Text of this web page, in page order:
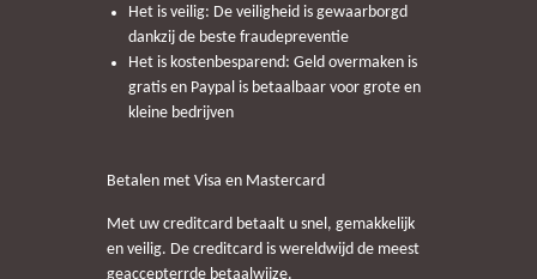
Het is veilig: De veiligheid is gewaarborgd
dankzij de beste fraudepreventie
Het is kostenbesparend: Geld overmaken is
gratis en Paypal is betaalbaar voor grote en
kleine bedrijven
Betalen met Visa en Mastercard
Met uw creditcard betaalt u snel, gemakkelijk
en veilig. De creditcard is wereldwijd de meest
geaccepterrde betaalwijze.